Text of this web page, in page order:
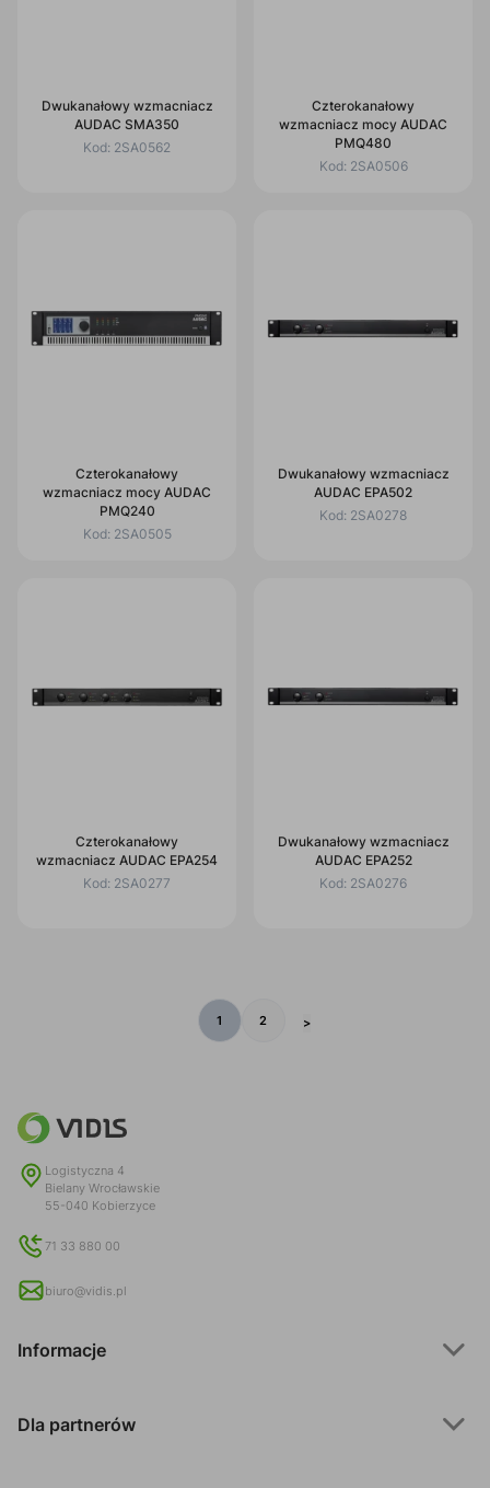
Dwukanałowy wzmacniacz
AUDAC SMA350
Kod: 2SA0562
Czterokanałowy
wzmacniacz mocy AUDAC
PMQ480
Kod: 2SA0506
Czterokanałowy
wzmacniacz mocy AUDAC
PMQ240
Kod: 2SA0505
Dwukanałowy wzmacniacz
AUDAC EPA502
Kod: 2SA0278
Czterokanałowy
wzmacniacz AUDAC EPA254
Kod: 2SA0277
Dwukanałowy wzmacniacz
AUDAC EPA252
Kod: 2SA0276
1 2 >
Logistyczna 4
Bielany Wrocławskie
55-040 Kobierzyce
71 33 880 00
biuro@vidis.pl
Informacje
Dla partnerów